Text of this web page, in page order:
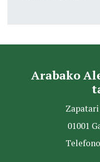
Arabako
Zapatari
01001